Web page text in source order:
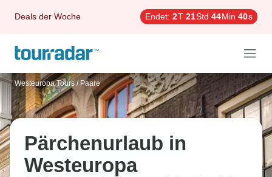
Deals der Woche Endet: 2T 21Std 44Min 39s
Westeuropa Tours / Paare
Pärchenurlaub in
Westeuropa